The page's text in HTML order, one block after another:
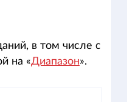
в том числе с
на «Диапазон».